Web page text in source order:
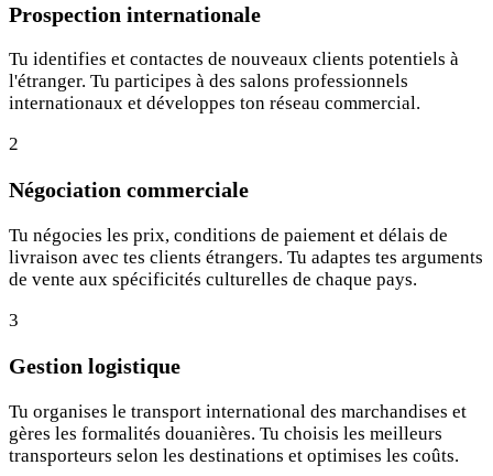
Prospection internationale
Tu identifies et contactes de nouveaux clients potentiels à
l'étranger. Tu participes à des salons professionnels
internationaux et développes ton réseau commercial.
2
Négociation commerciale
Tu négocies les prix, conditions de paiement et délais de
livraison avec tes clients étrangers. Tu adaptes tes arguments
de vente aux spécificités culturelles de chaque pays.
3
Gestion logistique
Tu organises le transport international des marchandises et
gères les formalités douanières. Tu choisis les meilleurs
transporteurs selon les destinations et optimises les coûts.